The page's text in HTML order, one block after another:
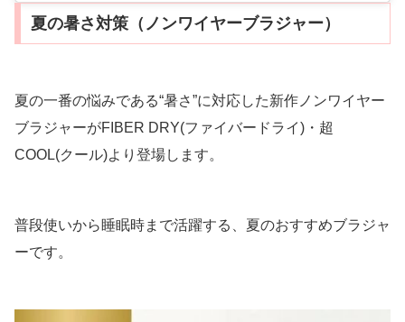
夏の暑さ対策（ノンワイヤーブラジャー）
夏の一番の悩みである“暑さ”に対応した新作ノンワイヤー
ブラジャーがFIBER DRY(ファイバードライ)・超
COOL(クール)より登場します。
普段使いから睡眠時まで活躍する、夏のおすすめブラジャ
ーです。